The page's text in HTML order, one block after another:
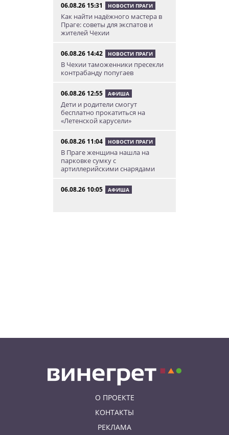
06.08.26 15:31 НОВОСТИ ПРАГИ
Как найти надёжного мастера в
Праге: советы для экспатов и
жителей Чехии
06.08.26 14:42 НОВОСТИ ПРАГИ
В Чехии таможенники пресекли
контрабанду попугаев
06.08.26 12:55 АФИША
Дети и родители смогут
бесплатно прокатиться на
«Летенской карусели»
06.08.26 11:04 НОВОСТИ ПРАГИ
В Праге женщина нашла на
парковке сумку с
артиллерийскими снарядами
06.08.26 10:05 АФИША
О ПРОЕКТЕ
КОНТАКТЫ
РЕКЛАМА